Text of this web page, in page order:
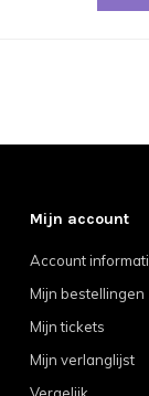
Mijn account
Account
Mijn bestellingen
Mijn tickets
Mijn verlanglijst
Vergelijk